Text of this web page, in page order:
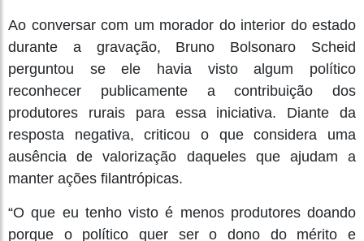
Ao conversar com um morador do interior do estado
durante a gravação, Bruno Bolsonaro Scheid
perguntou se ele havia visto algum político
reconhecer publicamente a contribuição dos
produtores rurais para essa iniciativa. Diante da
resposta negativa, criticou o que considera uma
ausência de valorização daqueles que ajudam a
manter ações filantrópicas.
“O que eu tenho visto é menos produtores doando
porque o político quer ser o dono do mérito e